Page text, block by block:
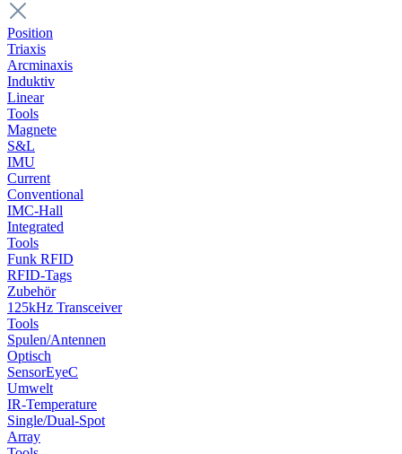
Position
Triaxis
Arcminaxis
Induktiv
Linear
Tools
Magnete
S&L
IMU
Current
Conventional
IMC-Hall
Integrated
Tools
Funk RFID
RFID-Tags
Zubehör
125kHz Transceiver
Tools
Spulen/Antennen
Optisch
SensorEyeC
Umwelt
IR-Temperature
Single/Dual-Spot
Array